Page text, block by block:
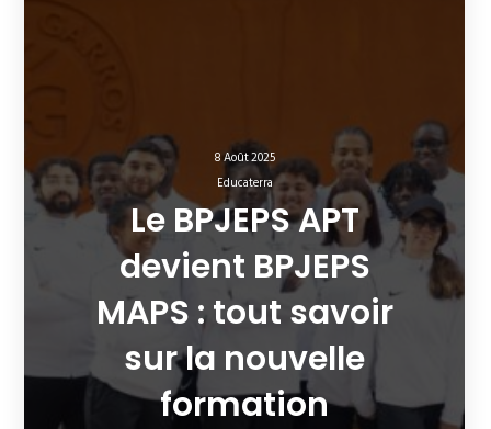
8 Août 2025
Educaterra
Le BPJEPS APT
devient BPJEPS
MAPS : tout savoir
sur la nouvelle
formation